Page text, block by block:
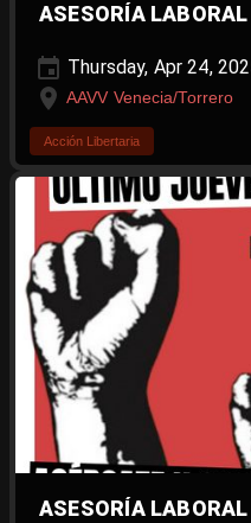
ASESORÍA LABORAL
Thursday, Apr 24,
AAVV Venecia/Torrero
Acción Libertaria
ASESORÍA LABORAL